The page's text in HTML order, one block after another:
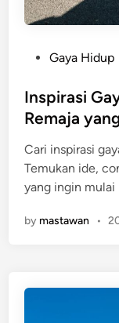
s
t
d
i
n
Gaya Hidup
Inspirasi
Remaja
Cari inspirasi
Temukan ide,
yang ingin
by mastawan •